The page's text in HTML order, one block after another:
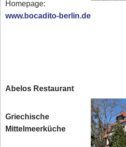
Homepage:
www.bocadito-berlin.de
Abelos Restaurant
Griechische
Mittelmeerküche